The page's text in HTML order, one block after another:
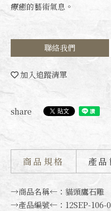
療癒的藝術氣息。
聯絡我們
加入追蹤清單
share
商品規格 產品
→商品名稱←：貓頭鷹石雕
→產品編號←：12SEP-106-